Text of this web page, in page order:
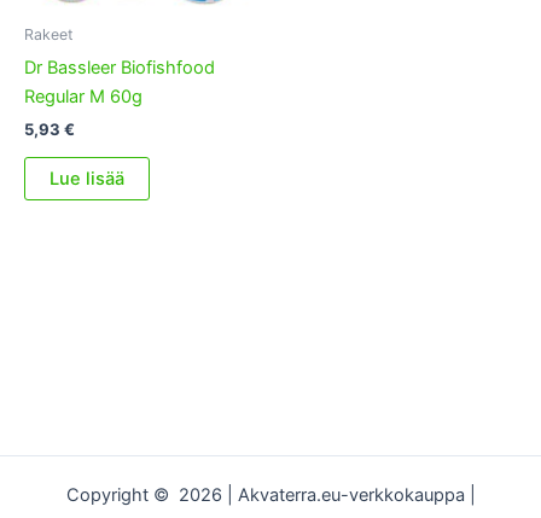
Rakeet
Dr Bassleer Biofishfood
Regular M 60g
5,93 €
Lue lisää
Copyright © 2026 | Akvaterra.eu-verkkokauppa |